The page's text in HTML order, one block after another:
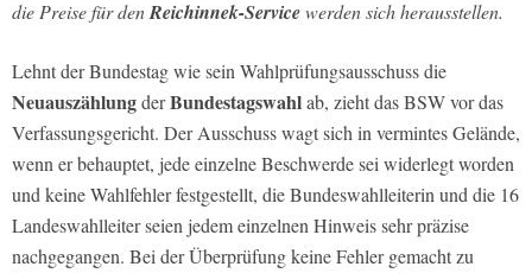
die Preise für denReichinnek-Servicewerden sich herausstellen.
Lehnt der Bundestag wie sein Wahlprüfungsausschuss die
NeuauszählungderBundestagswahlab, zieht das BSW vor das
Verfassungsgericht. Der Ausschuss wagt sich in vermintes Gelände,
wenn er behauptet, jede einzelne Beschwerde sei widerlegt worden
und keine Wahlfehler festgestellt, die Bundeswahlleiterin und die 16
Landeswahlleiter seien jedem einzelnen Hinweis sehr präzise
nachgegangen. Bei der Überprüfung keine Fehler gemacht zu